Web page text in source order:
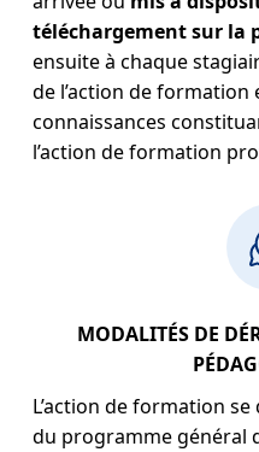
téléchargement sur la
ensuite à chaque
de l’action de formation
connaissances
l’action de formation
MODALITÉS DE
L’action de formation
du programme général